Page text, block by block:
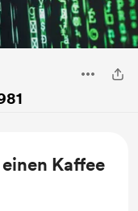
einen Kaffee